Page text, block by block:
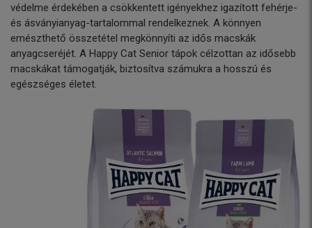
védelme érdekében a csökkentett igényekhez igazított fehérje-
és ásványianyag-tartalommal rendelkeznek. A könnyen
emészthető összetétel megkönnyíti az idős macskák
anyagcseréjét. A Happy Cat Senior tápok célzottan az idősebb
macskákat támogatják, biztosítva számukra a hosszú és
egészséges életet.